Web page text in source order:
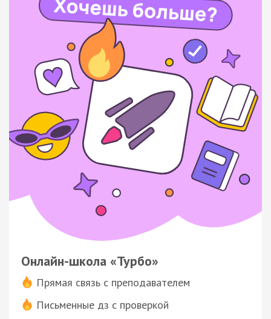
Онлайн-школа «Турбо»
Прямая связь с преподавателем
Письменные дз с проверкой